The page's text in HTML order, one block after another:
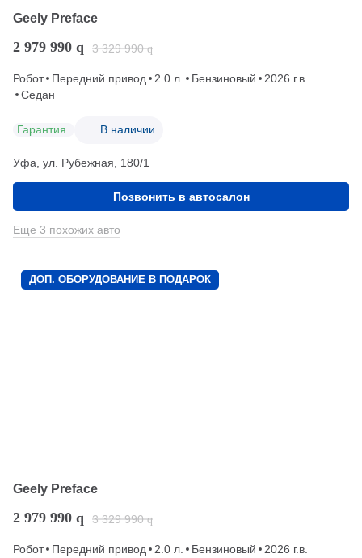
Geely Preface
2 979 990 q 3 329 990 q
Робот Передний привод 2.0 л. Бензиновый
2026 г.в.
Седан
Гарантия В наличии
Уфа, ул. Рубежная, 180/1
Позвонить в автосалон
Еще 3 похожих авто
ДОП. ОБОРУДОВАНИЕ В ПОДАРОК
Geely Preface
2 979 990 q 3 329 990 q
Робот Передний привод 2.0 л. Бензиновый
2026 г.в.